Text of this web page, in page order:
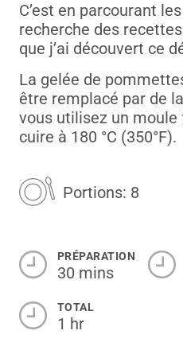
C’est en parcourant
recherche des
que j’ai découvert ce
La gelée de
être remplacé par de
vous utilisez un
cuire à 180 °C (350°F).
Portions: 8
PRÉPARATION
30 mins
TOTAL
1 hr